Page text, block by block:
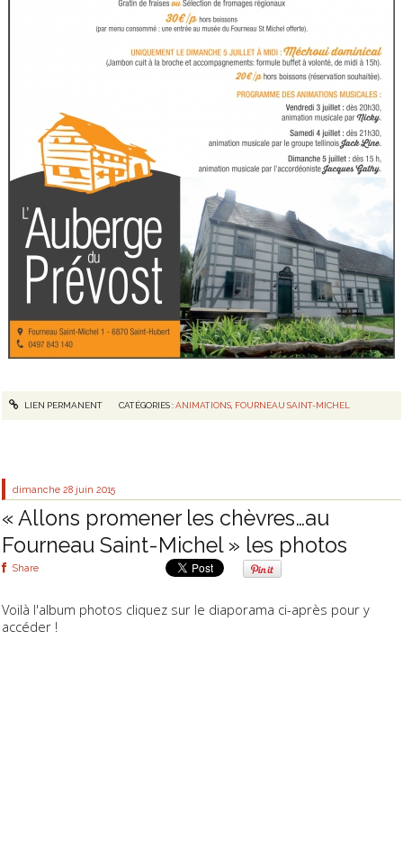
LIEN PERMANENT CATÉGORIES :ANIMATIONS, FOURNEAU SAINT-MICHEL
dimanche 28 juin 2015
« Allons promener les chèvres…au
Fourneau Saint-Michel » les photos
Share
Voilà l'album photos cliquez sur le diaporama ci-après pour y
accéder !